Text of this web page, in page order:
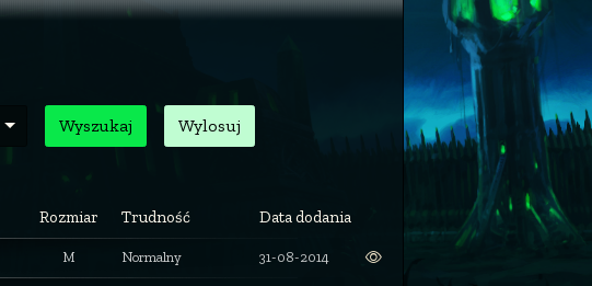
Wyszukaj Wylosuj
Rozmiar Trudność Data dodania
M Normalny 31-08-2014